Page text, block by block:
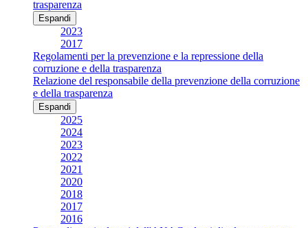
trasparenza
Espandi
2023
2017
Regolamenti per la prevenzione e la repressione della
corruzione e della trasparenza
Relazione del responsabile della prevenzione della corruzione
e della trasparenza
Espandi
2025
2024
2023
2022
2021
2020
2018
2017
2016